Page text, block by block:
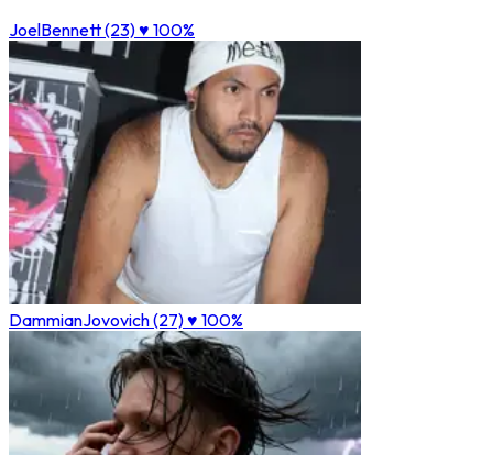
JoelBennett (23)♥ 100%
DammianJovovich (27)♥ 100%